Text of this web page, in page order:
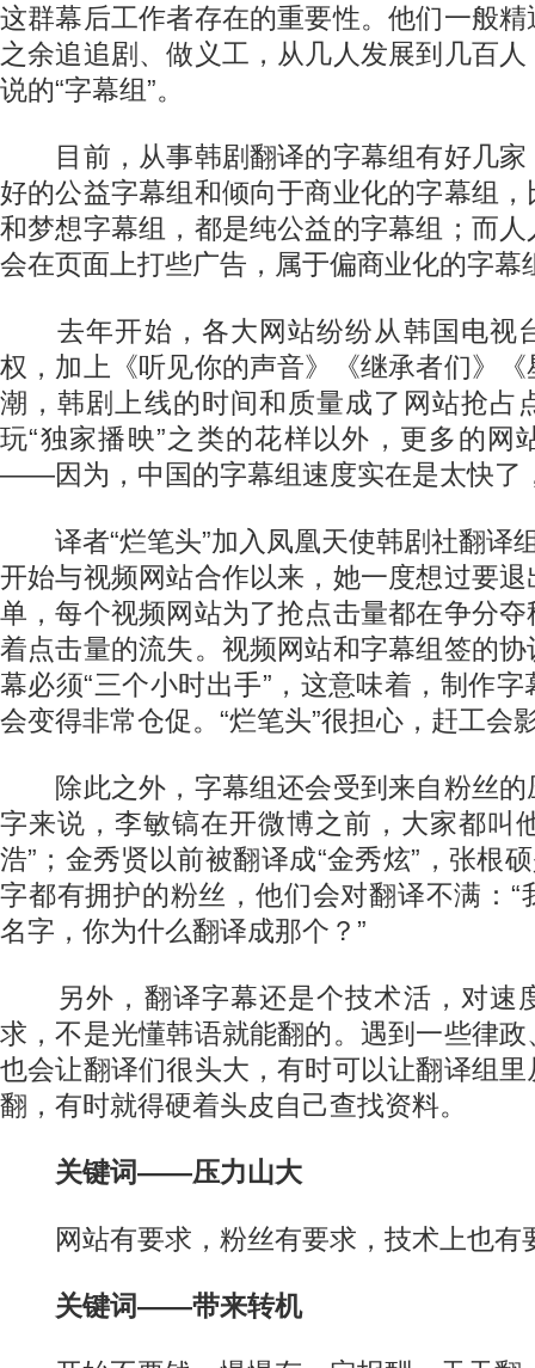
这群幕后工作者存在的重要性。他们一般
之余追追剧、做义工，从几人发展到几百
说的“字幕组”。
目前，从事韩剧翻译的字幕组有好几家
好的公益字幕组和倾向于商业化的字幕组
和梦想字幕组，都是纯公益的字幕组；而
会在页面上打些广告，属于偏商业化的字幕
去年开始，各大网站纷纷从韩国电视
权，加上《听见你的声音》《继承者们》
潮，韩剧上线的时间和质量成了网站抢占
玩“独家播映”之类的花样以外，更多的网
——因为，中国的字幕组速度实在是太快了
译者“烂笔头”加入凤凰天使韩剧社翻译
开始与视频网站合作以来，她一度想过要
单，每个视频网站为了抢点击量都在争分
着点击量的流失。视频网站和字幕组签的
幕必须“三个小时出手”，这意味着，制作
会变得非常仓促。“烂笔头”很担心，赶工会
除此之外，字幕组还会受到来自粉丝的
字来说，李敏镐在开微博之前，大家都叫
浩”；金秀贤以前被翻译成“金秀炫”，张根
字都有拥护的粉丝，他们会对翻译不满：“
名字，你为什么翻译成那个？”
另外，翻译字幕还是个技术活，对速
求，不是光懂韩语就能翻的。遇到一些律
也会让翻译们很头大，有时可以让翻译组
翻，有时就得硬着头皮自己查找资料。
关键词——压力山大
网站有要求，粉丝有要求，技术上也有
关键词——带来转机